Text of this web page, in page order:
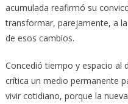
acumulada reafirmó su
transformar, parejamente, a
de esos cambios.
Concedió tiempo y espacio al
crítica un medio permanente
vivir cotidiano, porque la